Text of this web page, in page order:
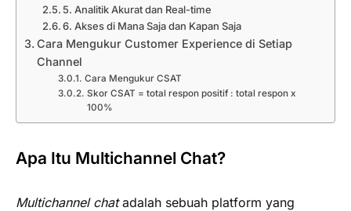
5. Analitik Akurat dan Real-time
6. Akses di Mana Saja dan Kapan Saja
Cara Mengukur Customer Experience di Setiap
Channel
Cara Mengukur CSAT
Skor CSAT = total respon positif : total respon x
100%
Apa Itu Multichannel Chat?
Multichannel chatadalah sebuah platform yang